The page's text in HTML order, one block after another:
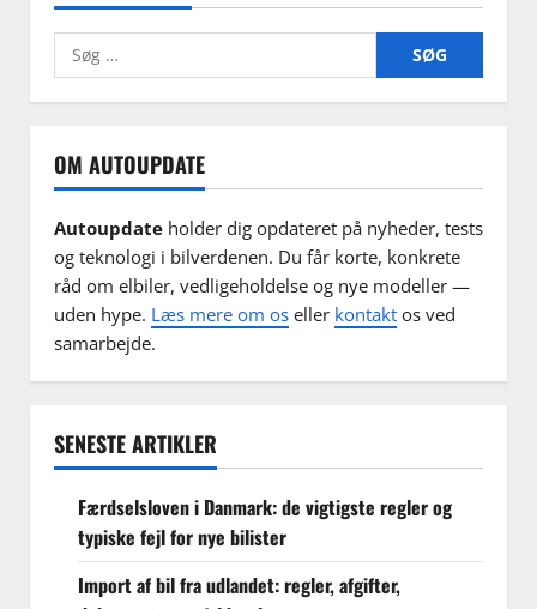
Søg
efter:
OM AUTOUPDATE
Autoupdate holder dig opdateret på nyheder, tests
og teknologi i bilverdenen. Du får korte, konkrete
råd om elbiler, vedligeholdelse og nye modeller —
uden hype. Læs mere om os eller kontakt os ved
samarbejde.
SENESTE ARTIKLER
Færdselsloven i Danmark: de vigtigste regler og
typiske fejl for nye bilister
Import af bil fra udlandet: regler, afgifter,